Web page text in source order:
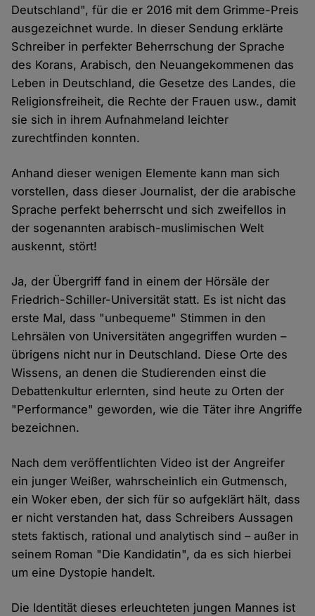
Deutschland", für die er 2016 mit dem Grimme-Preis
ausgezeichnet wurde. In dieser Sendung erklärte
Schreiber in perfekter Beherrschung der Sprache
des Korans, Arabisch, den Neuangekommenen das
Leben in Deutschland, die Gesetze des Landes, die
Religionsfreiheit, die Rechte der Frauen usw., damit
sie sich in ihrem Aufnahmeland leichter
zurechtfinden konnten.
Anhand dieser wenigen Elemente kann man sich
vorstellen, dass dieser Journalist, der die arabische
Sprache perfekt beherrscht und sich zweifellos in
der sogenannten arabisch-muslimischen Welt
auskennt, stört!
Ja, der Übergriff fand in einem der Hörsäle der
Friedrich-Schiller-Universität statt. Es ist nicht das
erste Mal, dass "unbequeme" Stimmen in den
Lehrsälen von Universitäten angegriffen wurden –
übrigens nicht nur in Deutschland. Diese Orte des
Wissens, an denen die Studierenden einst die
Debattenkultur erlernten, sind heute zu Orten der
"Performance" geworden, wie die Täter ihre Angriffe
bezeichnen.
Nach dem veröffentlichten Video ist der Angreifer
ein junger Weißer, wahrscheinlich ein Gutmensch,
ein Woker eben, der sich für so aufgeklärt hält, dass
er nicht verstanden hat, dass Schreibers Aussagen
stets faktisch, rational und analytisch sind – außer in
seinem Roman "Die Kandidatin", da es sich hierbei
um eine Dystopie handelt.
Die Identität dieses erleuchteten jungen Mannes ist